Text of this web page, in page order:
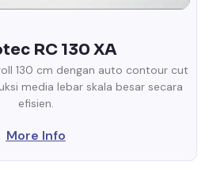
RC 130 XA
130 cm dengan auto contour cut
media lebar skala besar secara
efisien.
More Info